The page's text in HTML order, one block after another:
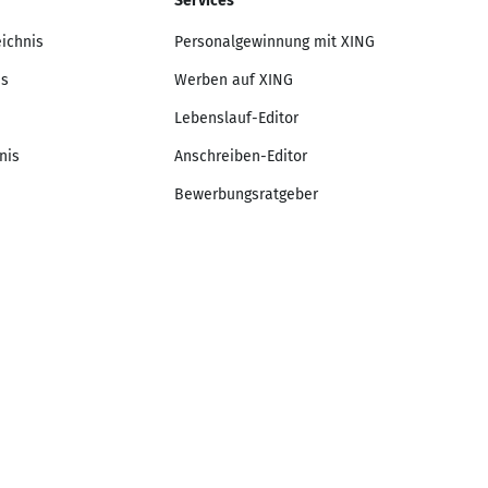
Personalgewinnung mit XING
Werben auf XING
Lebenslauf-Editor
Anschreiben-Editor
Bewerbungsratgeber